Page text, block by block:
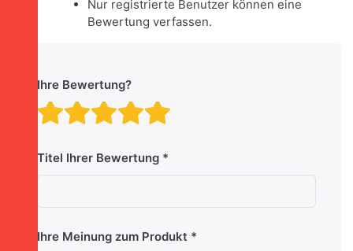
Nur registrierte Benutzer können eine
Bewertung verfassen.
Ihre Bewertung?
Bewertung: 4 von
Bewertung: 3 von 5
Bewertung: 2 von 5
Bewertung: 1 von 5
Titel Ihrer Bewertung
Ihre Meinung zum Produkt